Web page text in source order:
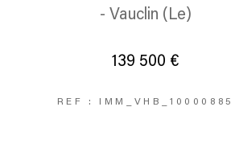
- Vauclin (Le)
139 500 €
REF : IMM_VHB_10000885